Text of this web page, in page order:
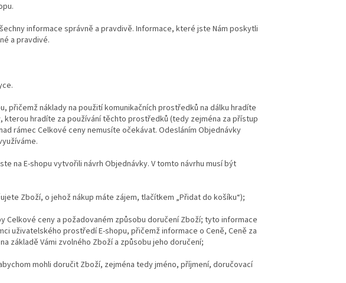
informace správně a pravdivě. Informace, které jste Nám poskytli
a pravdivé.
přičemž náklady na použití komunikačních prostředků na dálku hradíte
kterou hradíte za používání těchto prostředků (tedy zejména za přístup
rámec Celkové ceny nemusíte očekávat. Odesláním Objednávky
na E-shopu vytvořili návrh Objednávky. V tomto návrhu musí být
Zboží, o jehož nákup máte zájem, tlačítkem „Přidat do košíku“);
Celkové ceny a požadovaném způsobu doručení Zboží; tyto informace
uživatelského prostředí E-shopu, přičemž informace o Ceně, Ceně za
základě Vámi zvolného Zboží a způsobu jeho doručení;
mohli doručit Zboží, zejména tedy jméno, příjmení, doručovací